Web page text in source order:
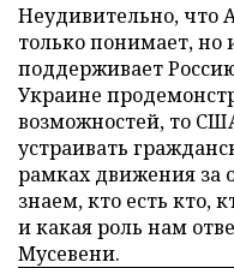
Неудивительно, что
только понимает, но
поддерживает
Украине
возможностей, то
устраивать
рамках движения за
знаем, кто есть кто,
и какая роль нам
Мусевени.